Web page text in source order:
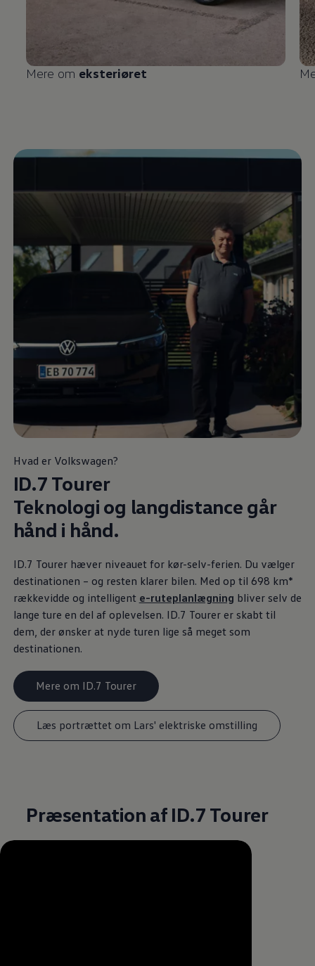
Mere om eksteriøret
Hvad er Volkswagen?
ID.7 Tourer
Teknologi og langdistance går
hånd i hånd.
ID.7 Tourer hæver niveauet for kør-selv-ferien. Du vælger
destinationen – og resten klarer bilen. Med op til 698 km*
rækkevidde og intelligent e-ruteplanlægning bliver selv de
lange ture en del af oplevelsen. ID.7 Tourer er skabt til
dem, der ønsker at nyde turen lige så meget som
destinationen.
Mere om ID.7 Tourer
Læs portrættet om Lars' elektriske omstilling
Præsentation af ID.7 Tourer